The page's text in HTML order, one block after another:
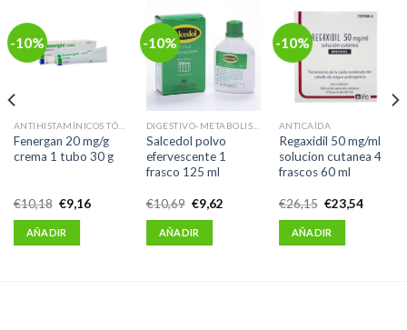
-10%
Fenergan 20 mg/g
crema 1 tubo 30 g
€10,18 El
precio
original
era:
€10,18.
€9,16El
AÑADIR
-10%
Salcedol polvo
efervescente 1
frasco 125 ml
€10,69 El
precio
original
era:
€10,69.
€9,62El
AÑADIR
-10%
ANTICAÍDA
Regaxidil 50 mg/ml
solucion cutanea 4
frascos 60 ml
€26,15 El
precio
original
era:
€26,15.
€23,54El
AÑADIR